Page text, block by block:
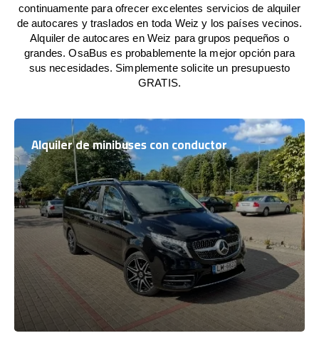
continuamente para ofrecer excelentes servicios de alquiler
de autocares y traslados en toda Weiz y los países vecinos.
Alquiler de autocares en Weiz para grupos pequeños o
grandes. OsaBus es probablemente la mejor opción para
sus necesidades. Simplemente solicite un presupuesto
GRATIS.
Alquiler de minibuses con conductor